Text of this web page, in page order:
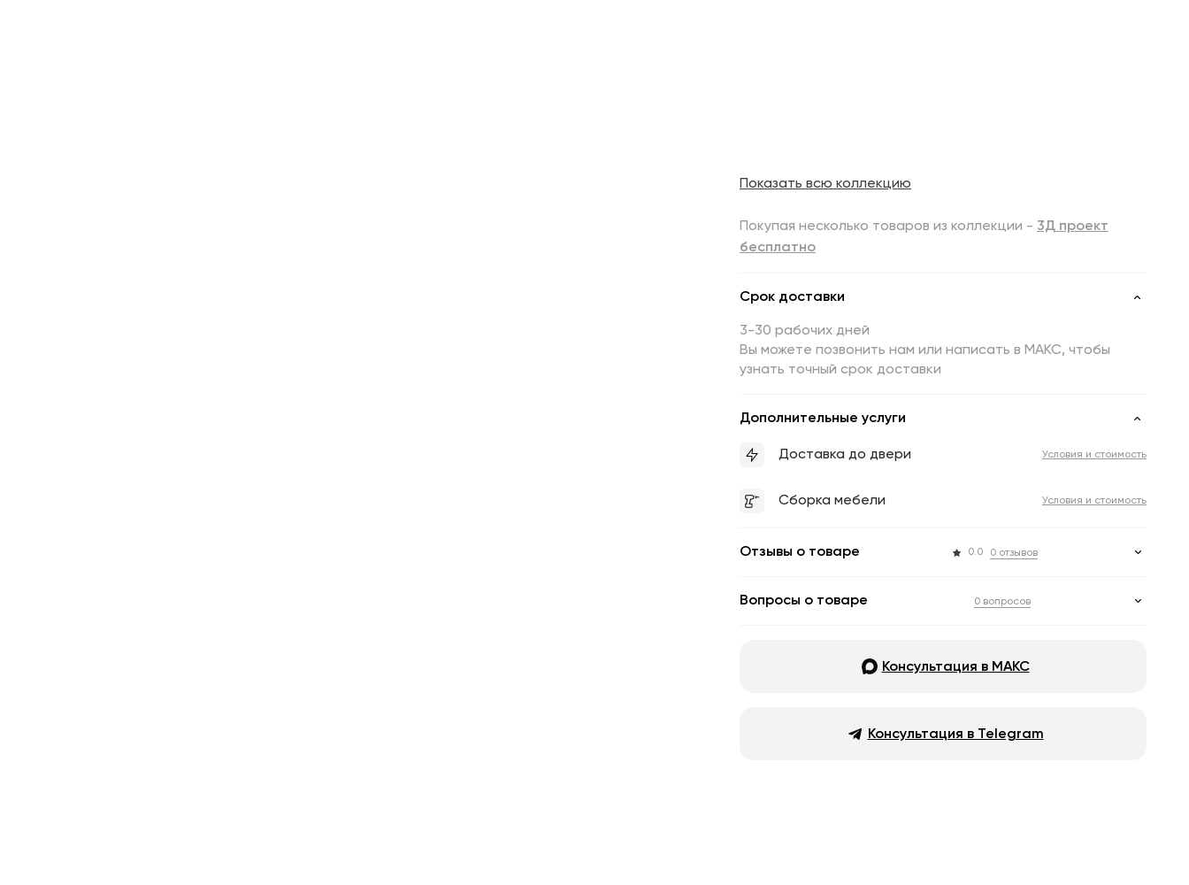
Показать всю коллекцию
Покупая несколько товаров из коллекции - 3Д проект
бесплатно
Срок доставки
3-30 рабочих дней
Вы можете позвонить нам или написать в МАКС, чтобы
узнать точный срок доставки
Дополнительные услуги
Доставка до двери Условия и стоимость
Сборка мебели Условия и стоимость
Отзывы о товаре 0.0 0 отзывов
Вопросы о товаре 0 вопросов
Консультация в МАКС
Консультация в Telegram